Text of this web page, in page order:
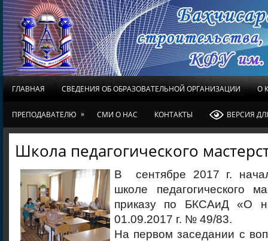
ГЛАВНАЯ СВЕДЕНИЯ ОБ ОБРАЗОВАТЕЛЬНОЙ ОРГАНИЗАЦИИ О
ПРЕПОДАВАТЕЛЮ » СМИ О НАС КОНТАКТЫ ВЕРСИЯ
Школа педагогического
В сентябре 2017 г.
школе педагогического
приказу по БКСАиД «О
01.09.2017 г. № 49/83.
На первом заседании с